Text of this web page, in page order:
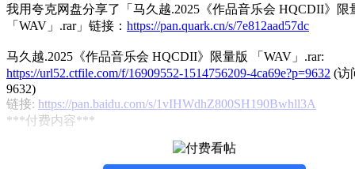
我用夸克网盘分享了「马久越.2025《作品音乐会 HQCDII》限
「WAV」.rar」链接： https://pan.quark.cn/s/7e812aad57dc
马久越.2025《作品音乐会 HQCDII》限量版 「WAV」.rar:
https://url52.ctfile.com/f/16909552-1514756209-4ca69e?p=9632 (访
9632)
链接: https://pan.baidu.com/s/1vIHWdhZ800SH190Bwhll3A
***付费内容***